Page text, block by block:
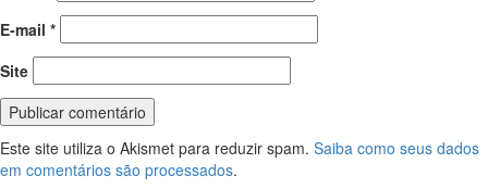
E-mail *
Site
Este site utiliza o Akismet para reduzir spam. Saiba como seus dados
em comentários são processados.